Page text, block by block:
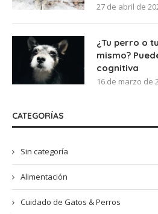
27 de abril de
¿Tu perro o
mismo?
cognitiva
16 de marzo de
CATEGORÍAS
Sin categoría
Alimentación
Cuidado de Gatos & Perros